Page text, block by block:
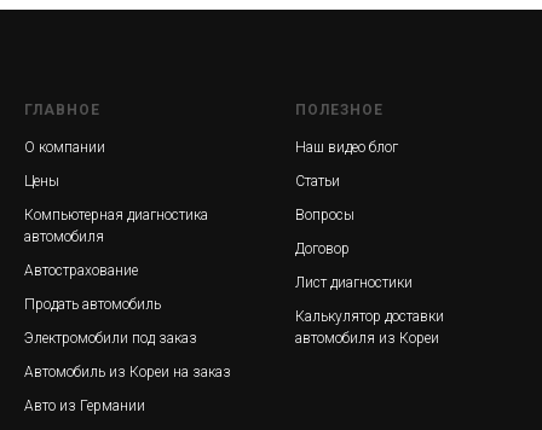
ГЛАВНОЕ
О компании
Цены
Компьютерная диагностика
автомобиля
Автострахование
Продать автомобиль
Электромобили под заказ
Автомобиль из Кореи на заказ
Авто из Германии
ПОЛЕЗНОЕ
Наш видео блог
Статьи
Вопросы
Договор
Лист диагностики
Калькулятор доставки
автомобиля из Кореи